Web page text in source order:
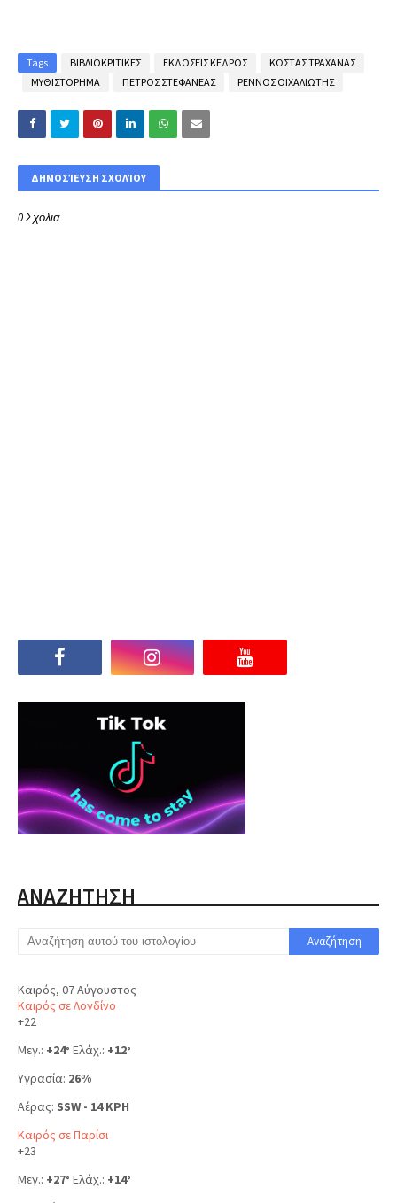
Tags ΒΙΒΛΙΟΚΡΙΤΙΚΕΣ ΕΚΔΟΣΕΙΣ ΚΕΔΡΟΣ
ΚΩΣΤΑΣ ΤΡΑΧΑΝΑΣ
ΜΥΘΙΣΤΟΡΗΜΑ
ΠΕΤΡΟΣ ΣΤΕΦΑΝΕΑΣ ΡΕΝΝΟΣ ΟΙΧΑΛΙΩΤΗΣ
ΔΗΜΟΣΊΕΥΣΗ ΣΧΟΛΊΟΥ
0 Σχόλια
ΑΝΑΖΗΤΗΣΗ
Καιρός, 07 Αύγουστος
Καιρός σε Λονδίνο
+22
Μεγ.: +24° Ελάχ.: +12°
Υγρασία: 26%
Αέρας: SSW - 14 KPH
Καιρός σε Παρίσι
+23
Μεγ.: +27° Ελάχ.: +14°